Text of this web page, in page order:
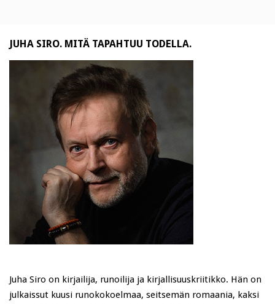
JUHA SIRO. MITÄ TAPAHTUU TODELLA.
Juha Siro on kirjailija, runoilija ja kirjallisuuskriitikko. Hän on
julkaissut kuusi runokokoelmaa, seitsemän romaania, kaksi